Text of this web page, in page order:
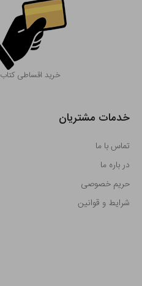
خرید اقساطی کتاب
خدمات مشتریان
تماس با ما
در باره ما
حریم خصوصی
شرایط و قوانین